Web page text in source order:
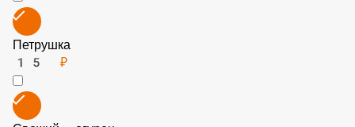
Халапеньо
40 ₽
Петрушка